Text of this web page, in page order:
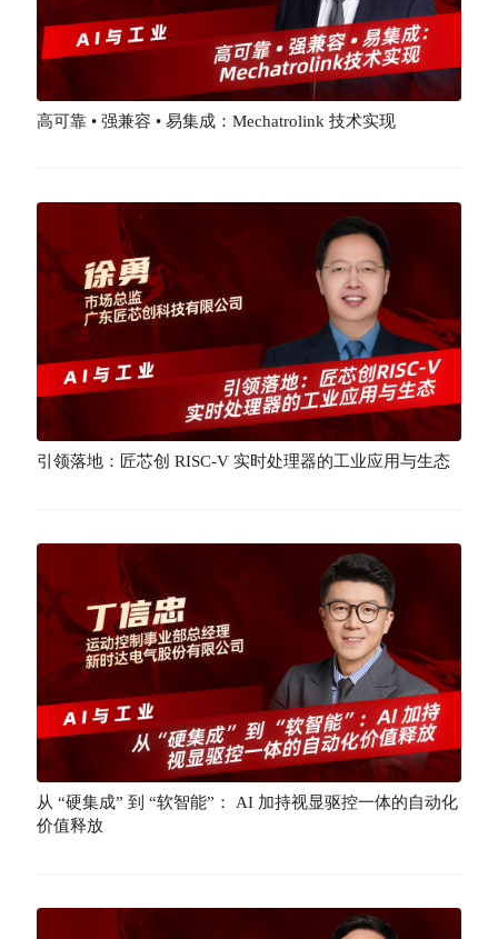
高可靠 • 强兼容 • 易集成：Mechatrolink 技术实现
引领落地：匠芯创 RISC-V 实时处理器的工业应用与生态
从 “硬集成” 到 “软智能”： AI 加持视显驱控一体的自动化
价值释放